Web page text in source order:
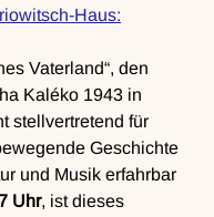
Haus:
Vaterland“, den
Kaléko 1943 in
stellvertretend für
Geschichte
und Musik erfahrbar
Uhr, ist dieses